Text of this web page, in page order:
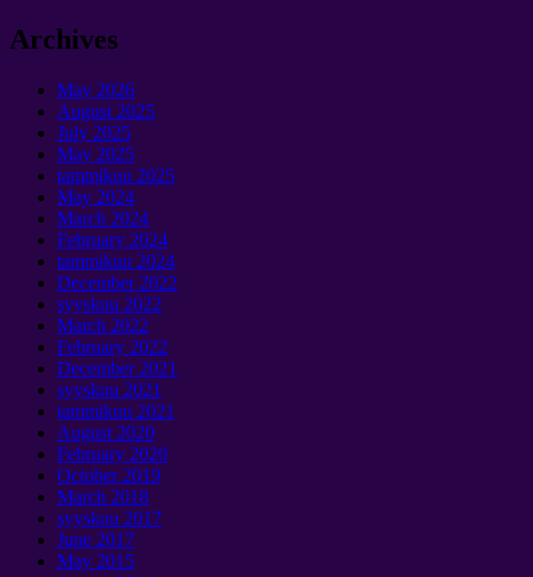
Archives
May 2026
August 2025
July 2025
May 2025
tammikuu 2025
May 2024
March 2024
February 2024
tammikuu 2024
December2022
syyskuu 2022
March 2022
February 2022
December2021
syyskuu 2021
tammikuu 2021
August 2020
February 2020
October2019
March 2018
syyskuu 2017
June 2017
May 2015